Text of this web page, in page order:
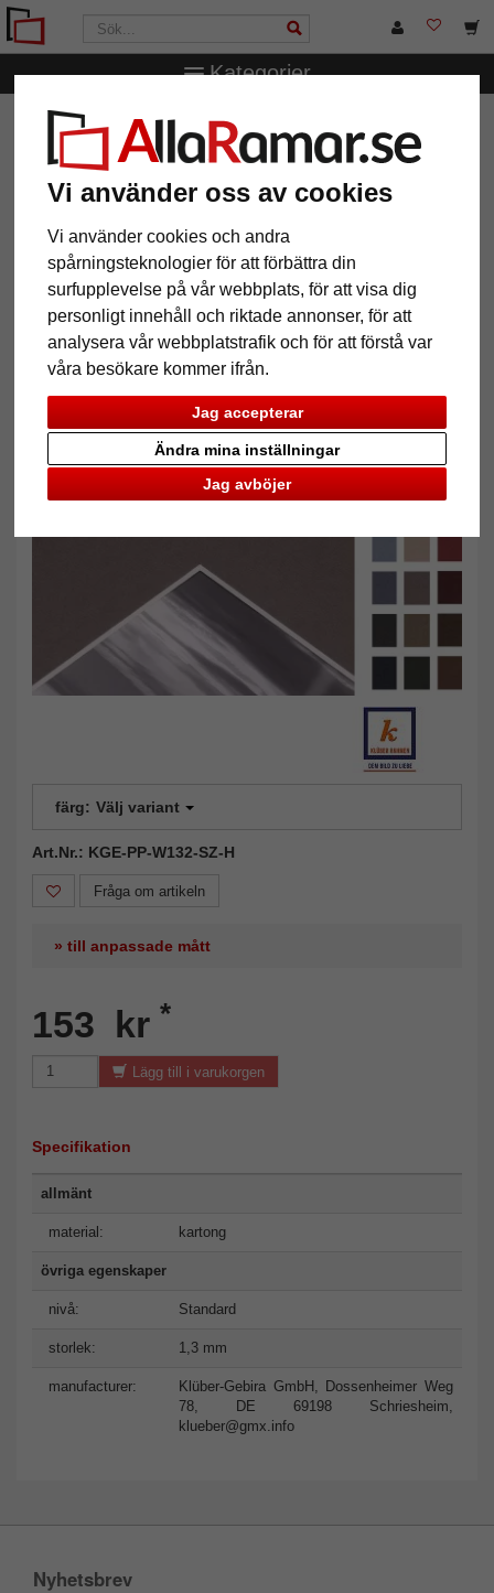
Vi använder oss av cookies
Vi använder cookies och andra
spårningsteknologier för att förbättra din
surfupplevelse på vår webbplats, för att visa dig
personligt innehåll och riktade annonser, för att
analysera vår webbplatstrafik och för att förstå var
våra besökare kommer ifrån.
Jag accepterar
Jag avböjer
Ändra mina inställningar
Kategorier
AllaRamar.se Passepartouter
mm strukturpapper-passepartout efter mått
1,3 mm strukturpapper-
passepartout efter mått
färg: Välj variant
Art.Nr.: KGE-PP-W132-SZ-H
Fråga om artikeln
» till anpassade mått
153 kr *
Lägg till i varukorgen
Specifikation
allmänt
material: kartong
övriga egenskaper
nivå: Standard
storlek: 1,3 mm
manufacturer:
Klüber-Gebira GmbH, Dossenheimer Weg
78, DE 69198 Schriesheim,
klueber@gmx.info
Nyhetsbrev